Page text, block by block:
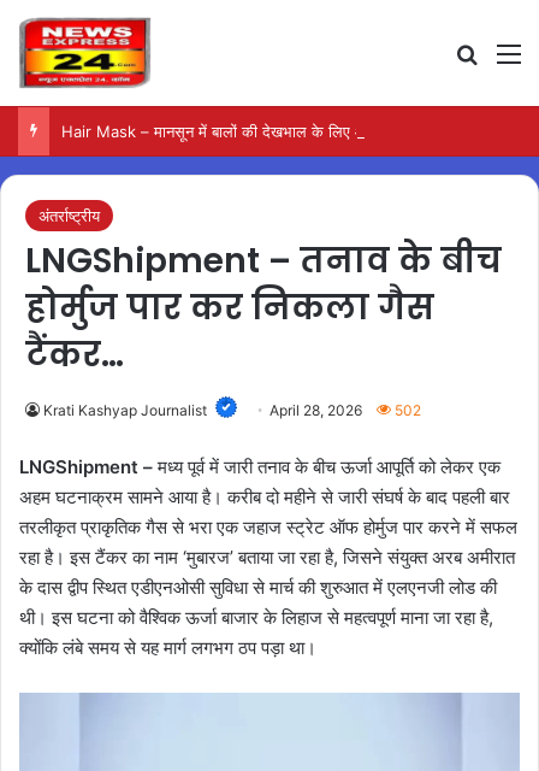
Hair Mask – मानसून में बालों की देखभाल के लिए आजमाएं अंडे का मास्क
अंतर्राष्ट्रीय
LNGShipment – तनाव के बीच
होर्मुज पार कर निकला गैस
टैंकर…
Krati Kashyap Journalist April 28, 2026 502
LNGShipment –मध्य पूर्व में जारी तनाव के बीच ऊर्जा आपूर्ति को लेकर एक
अहम घटनाक्रम सामने आया है। करीब दो महीने से जारी संघर्ष के बाद पहली बार
तरलीकृत प्राकृतिक गैस से भरा एक जहाज स्ट्रेट ऑफ होर्मुज पार करने में सफल
रहा है। इस टैंकर का नाम ‘मुबारज’ बताया जा रहा है, जिसने संयुक्त अरब अमीरात
के दास द्वीप स्थित एडीएनओसी सुविधा से मार्च की शुरुआत में एलएनजी लोड की
थी। इस घटना को वैश्विक ऊर्जा बाजार के लिहाज से महत्वपूर्ण माना जा रहा है,
क्योंकि लंबे समय से यह मार्ग लगभग ठप पड़ा था।